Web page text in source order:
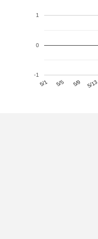
5/1 5/5 5/9 5/13
-1
0
1